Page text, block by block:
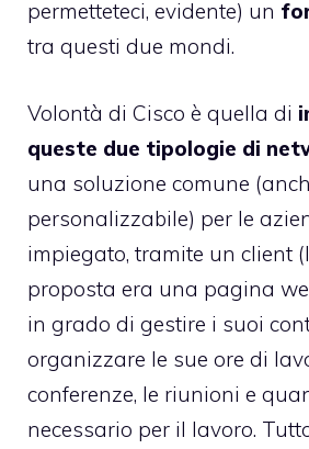
permetteteci, evidente) un
tra questi due mondi.
Volontà di Cisco è quella di
queste due tipologie di
una soluzione comune
personalizzabile) per le
impiegato, tramite un client
proposta era una pagina
in grado di gestire i suoi
organizzare le sue ore di
conferenze, le riunioni e
necessario per il lavoro.